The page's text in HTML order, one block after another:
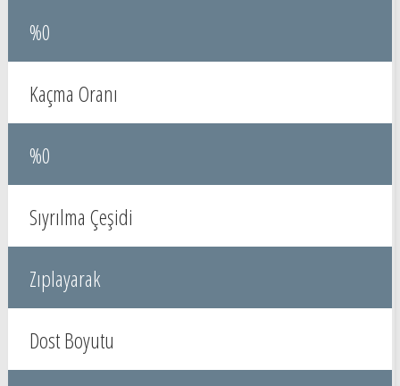
%0
Kaçma Oranı
%0
Sıyrılma Çeşidi
Zıplayarak
Dost Boyutu